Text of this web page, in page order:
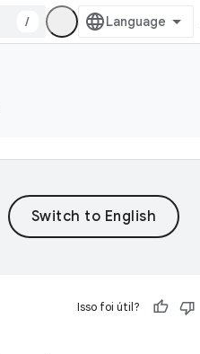
/
Isso foi útil?